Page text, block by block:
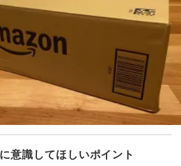
意識してほしいポイント